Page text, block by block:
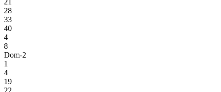
28
33
40
4
8
Dom-2
1
4
19
22